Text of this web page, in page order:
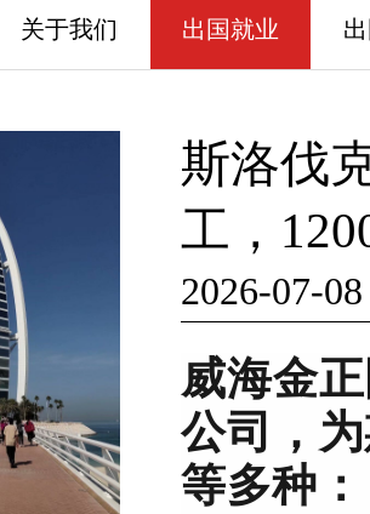
关于我们 出国就业
斯洛伐
工，
2026-07-08
威海金
公司，
等多种：